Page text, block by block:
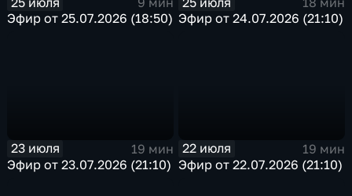
Эфир от 25.07.2026 (18:50) Эфир от 24.07.2026 (21:10)
23 июля
19 мин
Эфир от 23.07.2026 (21:10)
22 июля
19 мин
Эфир от 22.07.2026 (21:10)